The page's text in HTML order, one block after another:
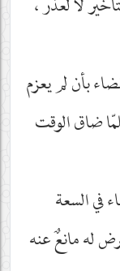
لا لعذر ،
بأن لم يعزم
ضاق الوقت
في السعة
له مانعٌ عنه